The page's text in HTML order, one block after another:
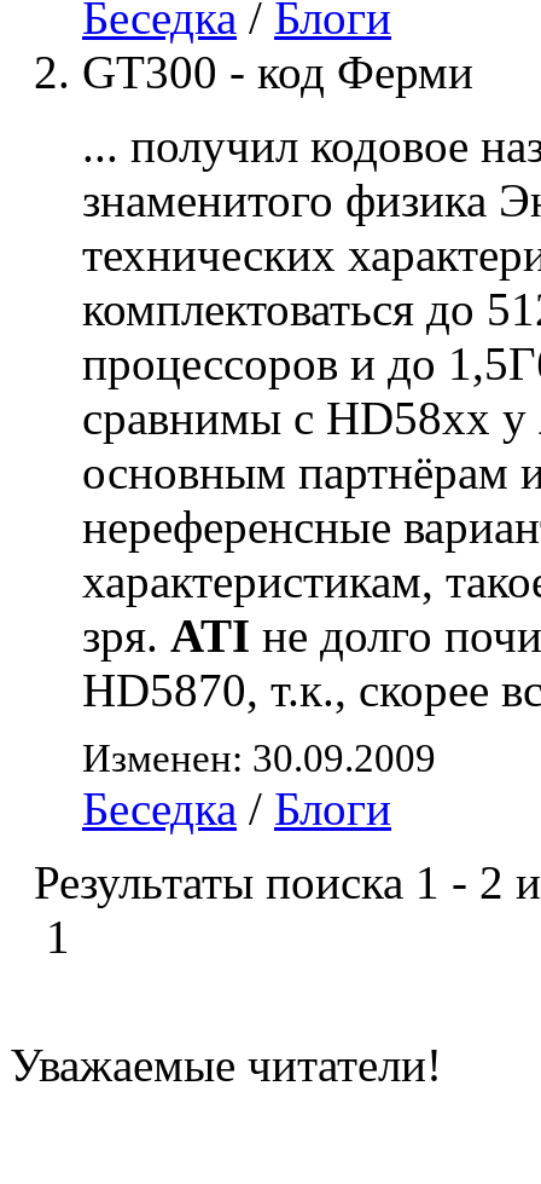
Беседка / Блоги
GT300 - код Ферми
... получил кодовое
знаменитого физика
технических
комплектоваться до
процессоров и до
сравнимы с HD58xx у
основным партнёрам
нереференсные
характеристикам,
зря. ATI не долго
HD5870, т.к., скорее
Изменен: 30.09.2009
Беседка / Блоги
Результаты поиска 1 - 2
1
Уважаемые читатели!